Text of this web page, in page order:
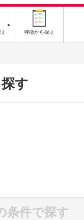
す 特徴から探す
す
条件で探す